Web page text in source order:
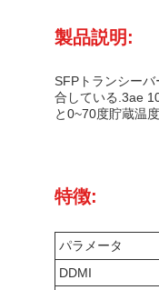
製品説明:
SFPトランシー
合している.3ae
と0~70度貯蔵温
特徴:
パラメータ
DDMI